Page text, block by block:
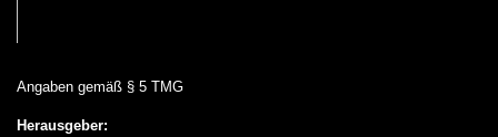
Angaben gemäß § 5 TMG
Herausgeber: